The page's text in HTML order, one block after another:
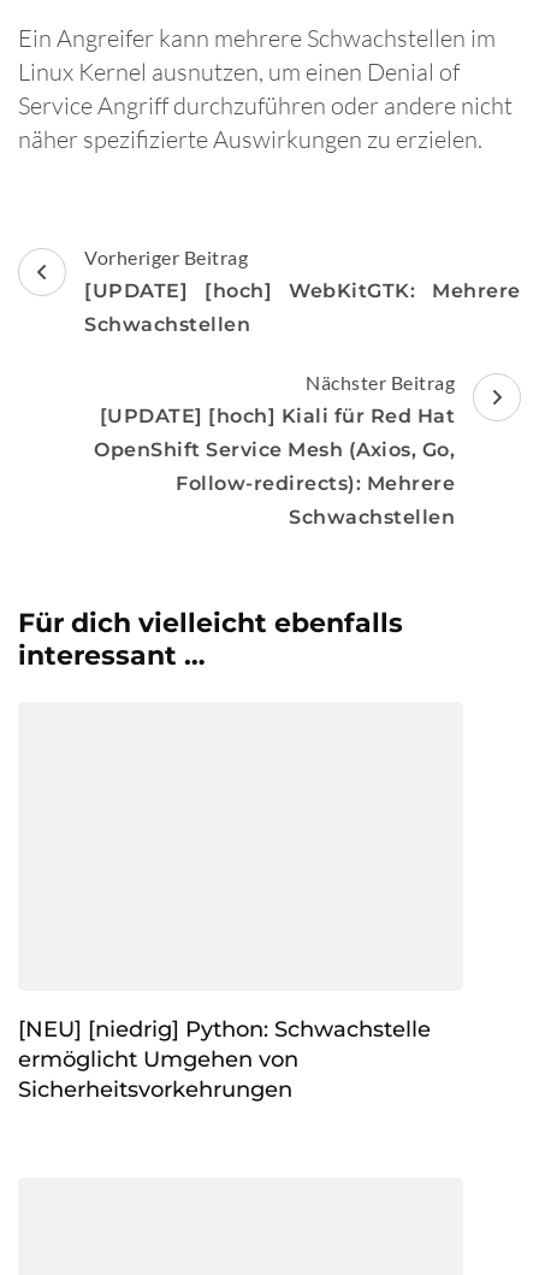
Ein Angreifer kann mehrere Schwachstellen im
Linux Kernel ausnutzen, um einen Denial of
Service Angriff durchzuführen oder andere nicht
näher spezifizierte Auswirkungen zu erzielen.
Beitragsnavigation
Vorheriger Beitrag
[UPDATE] [hoch] WebKitGTK: Mehrere
Schwachstellen
Nächster Beitrag
[UPDATE] [hoch] Kiali für Red Hat
OpenShift Service Mesh (Axios, Go,
Follow-redirects): Mehrere
Schwachstellen
Für dich vielleicht ebenfalls
interessant …
[NEU] [niedrig] Python: Schwachstelle
ermöglicht Umgehen von
Sicherheitsvorkehrungen